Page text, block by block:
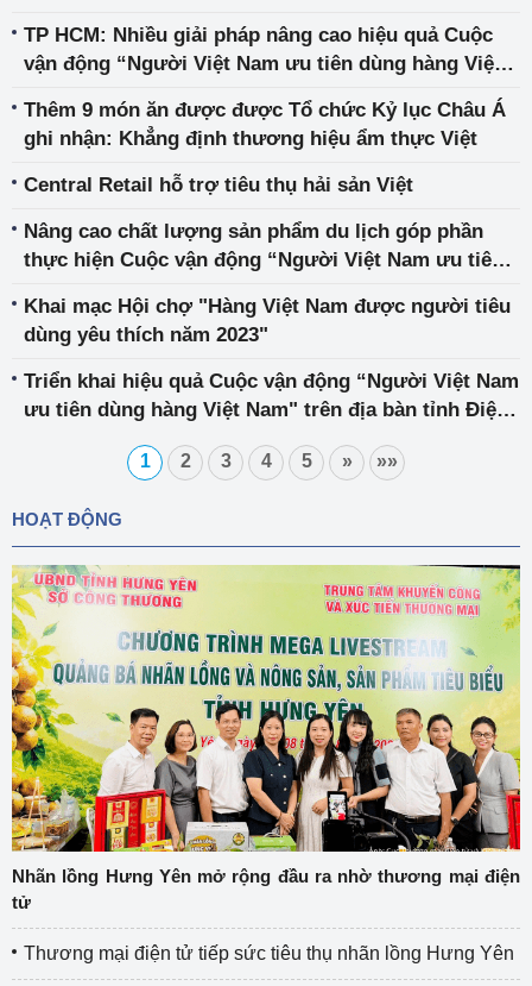
TP HCM: Nhiều giải pháp nâng cao hiệu quả Cuộc
vận động “Người Việt Nam ưu tiên dùng hàng Việt
Thêm 9 món ăn được được Tổ chức Kỷ lục Châu Á
ghi nhận: Khẳng định thương hiệu ẩm thực Việt
Central Retail hỗ trợ tiêu thụ hải sản Việt
Nâng cao chất lượng sản phẩm du lịch góp phần
thực hiện Cuộc vận động “Người Việt Nam ưu tiên
Khai mạc Hội chợ "Hàng Việt Nam được người tiêu
dùng yêu thích năm 2023"
Triển khai hiệu quả Cuộc vận động “Người Việt Nam
ưu tiên dùng hàng Việt Nam" trên địa bàn tỉnh Điện
1 2 3 4 5 » »»
HOẠT ĐỘNG
Nhãn lồng Hưng Yên mở rộng đầu ra nhờ thương mại điện
tử
Thương mại điện tử tiếp sức tiêu thụ nhãn lồng Hưng Yên